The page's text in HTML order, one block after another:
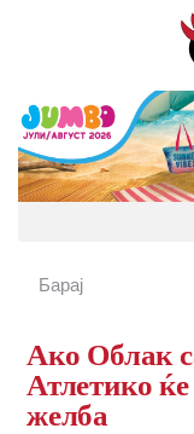
Ако Облак
Атлетико ќе
желба